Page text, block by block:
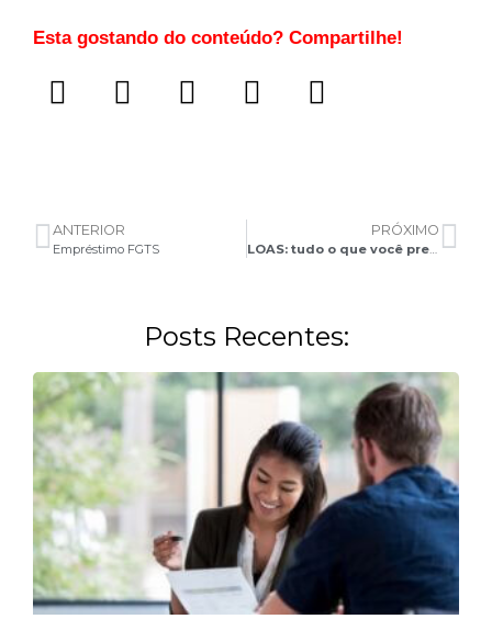
Esta gostando do conteúdo? Compartilhe!
ANTERIOR
Empréstimo FGTS
PRÓXIMO
LOAS: tudo o que você precisa saber!
Posts Recentes: